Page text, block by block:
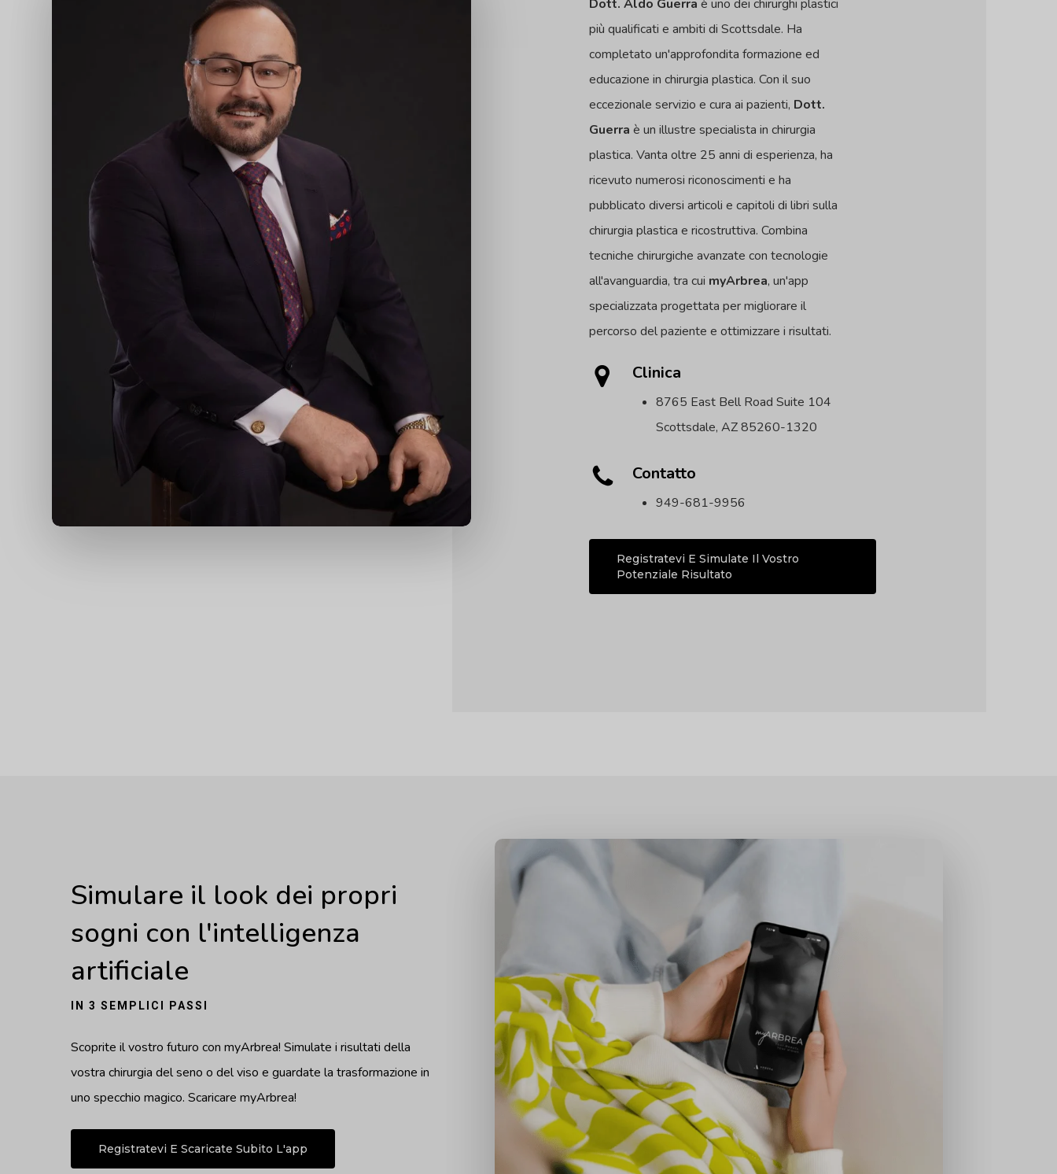
Dott. Aldo Guerra è uno dei chirurghi plastici
più qualificati e ambiti di Scottsdale. Ha
completato un'approfondita formazione ed
educazione in chirurgia plastica. Con il suo
eccezionale servizio e cura ai pazienti, Dott.
Guerra è un illustre specialista in chirurgia
plastica. Vanta oltre 25 anni di esperienza, ha
ricevuto numerosi riconoscimenti e ha
pubblicato diversi articoli e capitoli di libri sulla
chirurgia plastica e ricostruttiva. Combina
tecniche chirurgiche avanzate con tecnologie
all'avanguardia, tra cui myArbrea, un'app
specializzata progettata per migliorare il
percorso del paziente e ottimizzare i risultati.
Clinica
8765 East Bell Road Suite 104
Scottsdale, AZ 85260-1320
Contatto
949-681-9956
Registratevi E Simulate Il Vostro
Potenziale Risultato
Simulare il look dei propri
sogni con l'intelligenza
artificiale
IN 3 SEMPLICI PASSI
Scoprite il vostro futuro con myArbrea! Simulate i risultati della
vostra chirurgia del seno o del viso e guardate la trasformazione in
uno specchio magico. Scaricare myArbrea!
Registratevi E Scaricate Subito L'app